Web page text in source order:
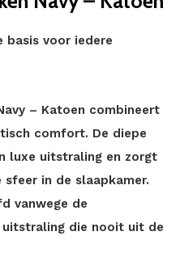
basis voor iedere
– Katoen combineert
comfort. De diepe
luxe uitstraling en zorgt
in de slaapkamer.
vanwege de
uitstraling die nooit uit de